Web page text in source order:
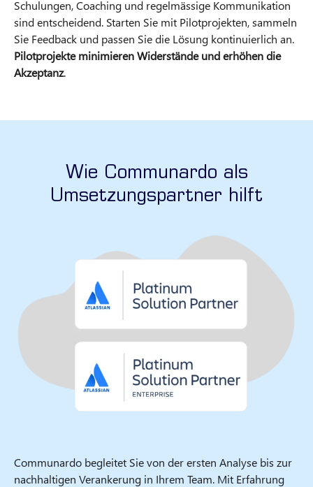
Schulungen, Coaching und regelmässige Kommunikation
sind entscheidend. Starten Sie mit Pilotprojekten, sammeln
Sie Feedback und passen Sie die Lösung kontinuierlich an.
Pilotprojekte minimieren Widerstände und erhöhen die
Akzeptanz.
Wie Communardo als
Umsetzungspartner hilft
Communardo begleitet Sie von der ersten Analyse bis zur
nachhaltigen Verankerung in Ihrem Team. Mit Erfahrung